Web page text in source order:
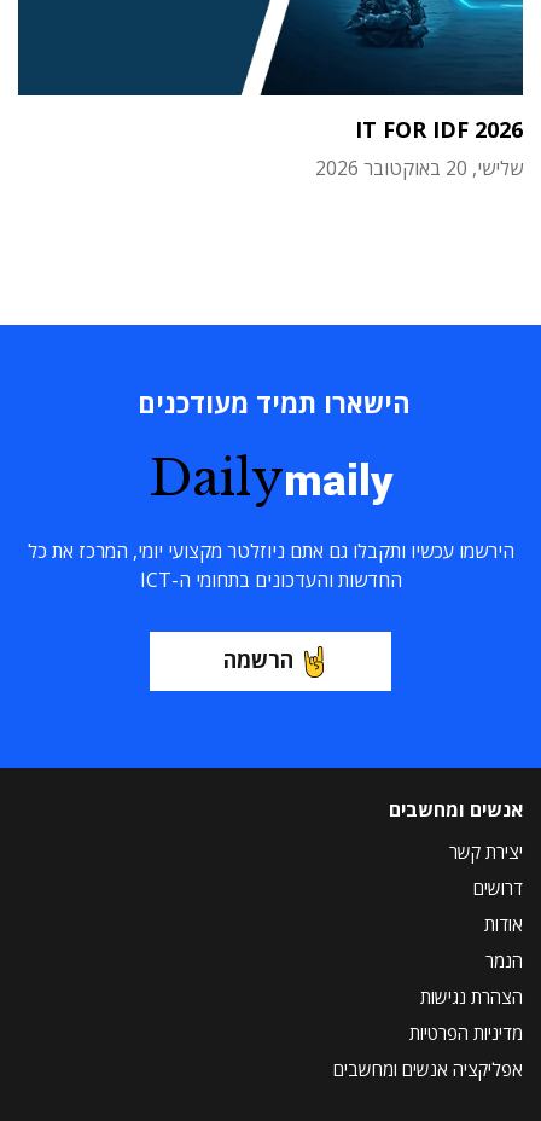
IT FOR IDF 2026
שלישי, 20 באוקטובר 2026
הישארו תמיד מעודכנים
Dailymaily
הירשמו עכשיו ותקבלו גם אתם ניוזלטר מקצועי יומי, המרכז את כל
החדשות והעדכונים בתחומי ה-ICT
הרשמה
אנשים ומחשבים
יצירת קשר
דרושים
אודות
הנמר
הצהרת נגישות
מדיניות הפרטיות
אפליקציה אנשים ומחשבים